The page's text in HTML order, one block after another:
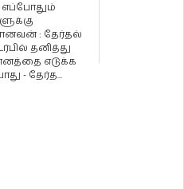
: தேர்தல்
தனித்து
எடுக்க
- தேர்த...